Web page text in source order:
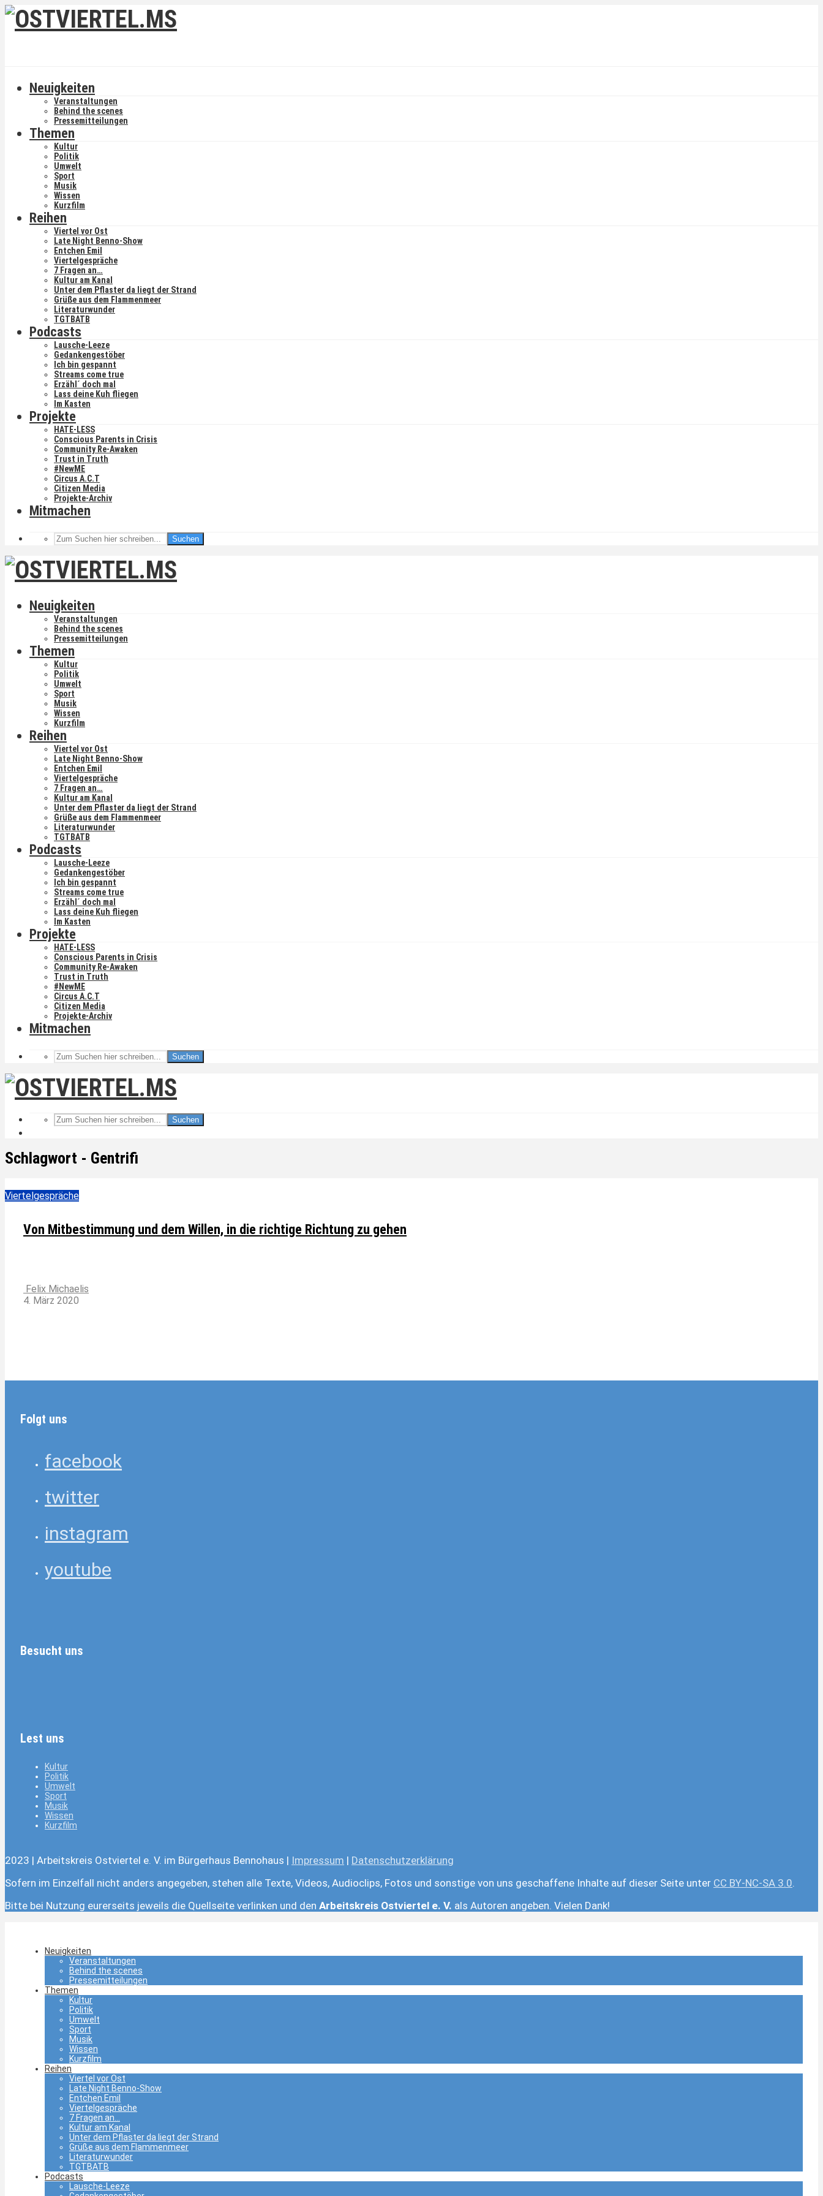
Neuigkeiten
Veranstaltungen
Behind the scenes
Pressemitteilungen
Themen
Kultur
Politik
Umwelt
Sport
Musik
Wissen
Kurzfilm
Reihen
Viertel vor Ost
Late Night Benno-Show
Entchen Emil
Viertelgespräche
7 Fragen an…
Kultur am Kanal
Unter dem Pflaster da liegt der Strand
Grüße aus dem Flammenmeer
Literaturwunder
TGTBATB
Podcasts
Lausche-Leeze
Gedankengestöber
Ich bin gespannt
Streams come true
Erzähl´ doch mal
Lass deine Kuh fliegen
Im Kasten
Projekte
HATE-LESS
Conscious Parents in Crisis
Community Re-Awaken
Trust in Truth
#NewME
Circus A.C.T
Citizen Media
Projekte-Archiv
Mitmachen
Suchen
Neuigkeiten
Veranstaltungen
Behind the scenes
Pressemitteilungen
Themen
Kultur
Politik
Umwelt
Sport
Musik
Wissen
Kurzfilm
Reihen
Viertel vor Ost
Late Night Benno-Show
Entchen Emil
Viertelgespräche
7 Fragen an…
Kultur am Kanal
Unter dem Pflaster da liegt der Strand
Grüße aus dem Flammenmeer
Literaturwunder
TGTBATB
Podcasts
Lausche-Leeze
Gedankengestöber
Ich bin gespannt
Streams come true
Erzähl´ doch mal
Lass deine Kuh fliegen
Im Kasten
Projekte
HATE-LESS
Conscious Parents in Crisis
Community Re-Awaken
Trust in Truth
#NewME
Circus A.C.T
Citizen Media
Projekte-Archiv
Mitmachen
Suchen
Suchen
Schlagwort - Gentrifi
Viertelgespräche
Von Mitbestimmung und dem Willen, in die richtige Richtung zu gehen
Felix Michaelis
4. März 2020
Folgt uns
facebook
twitter
instagram
youtube
Besucht uns
Lest uns
Kultur
Politik
Umwelt
Sport
Musik
Wissen
Kurzfilm
2023 | Arbeitskreis Ostviertel e. V. im Bürgerhaus Bennohaus | Impressum | Datenschutzerklärung
Sofern im Einzelfall nicht anders angegeben, stehen alle Texte, Videos, Audioclips, Fotos und sonstige von uns geschaffene Inhalte auf dieser Seite unter CC BY-NC-SA 3.0.
Bitte bei Nutzung eurerseits jeweils die Quellseite verlinken und den Arbeitskreis Ostviertel e. V. als Autoren angeben. Vielen Dank!
Neuigkeiten
Veranstaltungen
Behind the scenes
Pressemitteilungen
Themen
Kultur
Politik
Umwelt
Sport
Musik
Wissen
Kurzfilm
Reihen
Viertel vor Ost
Late Night Benno-Show
Entchen Emil
Viertelgespräche
7 Fragen an…
Kultur am Kanal
Unter dem Pflaster da liegt der Strand
Grüße aus dem Flammenmeer
Literaturwunder
TGTBATB
Podcasts
Lausche-Leeze